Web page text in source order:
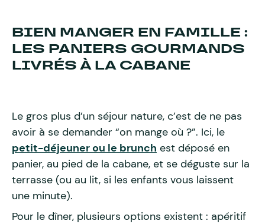
BIEN MANGER EN FAMILLE :
LES PANIERS GOURMANDS
LIVRÉS À LA CABANE
Le gros plus d’un séjour nature, c’est de ne pas
avoir à se demander “on mange où ?”. Ici, le
petit-déjeuner ou le brunch est déposé en
panier, au pied de la cabane, et se déguste sur la
terrasse (ou au lit, si les enfants vous laissent
une minute).
Pour le dîner, plusieurs options existent : apéritif